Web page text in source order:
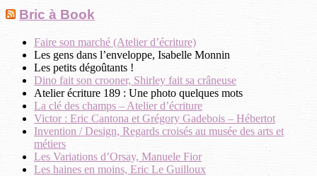
Bric à Book
Faire son marché (Atelier d’écriture)
Les gens dans l’enveloppe, Isabelle Monnin
Les petits dégoûtants !
Dino fait son crooner, Shirley fait sa crâneuse
Atelier écriture 189 : Une photo quelques mots
La clé des champs – Atelier d’écriture
Victor : Eric Cantona et Grégory Gadebois – Hébertot
Invention / Design, Regards croisés au musée des arts et
métiers
Les Variations d’Orsay, Manuele Fior
Les haines en moins, Eric Le Guilloux